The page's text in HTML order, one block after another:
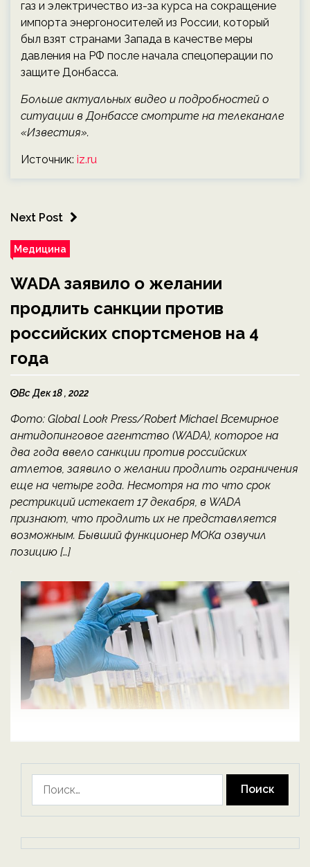
газ и электричество из-за курса на сокращение
импорта энергоносителей из России, который
был взят странами Запада в качестве меры
давления на РФ после начала спецоперации по
защите Донбасса.
Больше актуальных видео и подробностей о
ситуации в Донбассе смотрите на телеканале
«Известия».
Источник: iz.ru
Next Post
Медицина
WADA заявило о желании
продлить санкции против
российских спортсменов на 4
года
Вс Дек 18 , 2022
Фото: Global Look Press/Robert Michael Всемирное
антидопинговое агентство (WADA), которое на
два года ввело санкции против российских
атлетов, заявило о желании продлить ограничения
еще на четыре года. Несмотря на то что срок
рестрикций истекает 17 декабря, в WADA
признают, что продлить их не представляется
возможным. Бывший функционер МОКа озвучил
позицию […]